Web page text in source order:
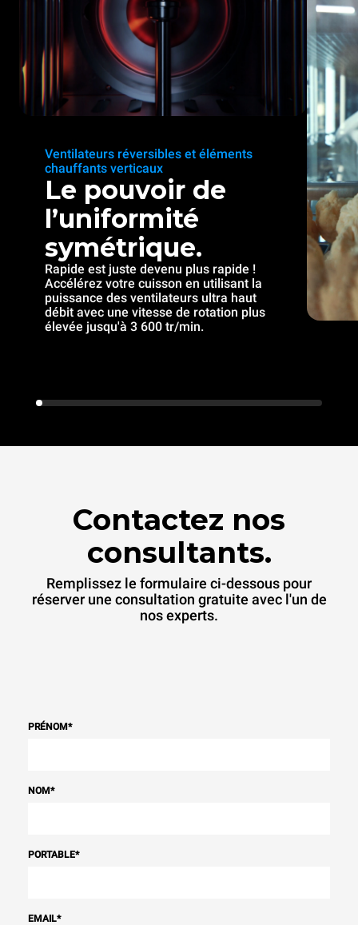
Ventilateurs réversibles et éléments
chauffants verticaux
Le pouvoir de
l’uniformité
symétrique.
Rapide est juste devenu plus rapide !
Accélérez votre cuisson en utilisant la
puissance des ventilateurs ultra haut
débit avec une vitesse de rotation plus
élevée jusqu'à 3 600 tr/min.
Contactez nos
consultants.
Remplissez le formulaire ci-dessous pour
réserver une consultation gratuite avec l'un de
nos experts.
PRÉNOM*
NOM*
PORTABLE*
EMAIL*